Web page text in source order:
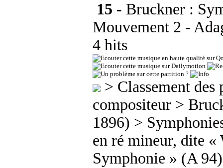
15 - Bruckner :
Mouvement 2 -
4 hits
> Classement
compositeur >
1896) >
en ré mineur, dite «
Symphonie » (A